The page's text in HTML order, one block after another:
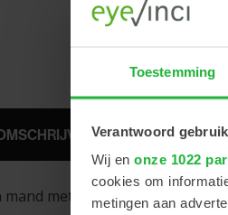
Toestemming
Verantwoord
Wij en onze 1022
cookies om
metingen aan
mand met plastic coated